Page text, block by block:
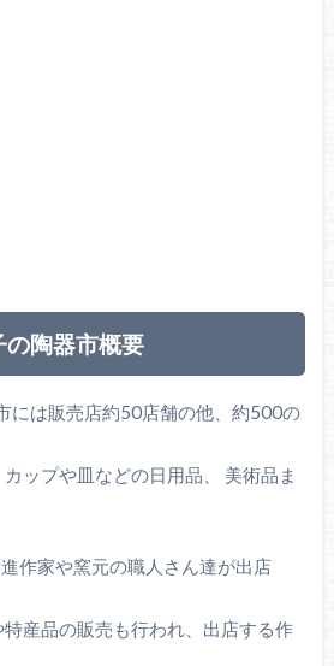
陶器市概要
には販売店約50店舗の他、約500の
ップや皿などの日用品、 美術品ま
作家や窯元の職人さん達が出店
産品の販売も行われ、出店する作